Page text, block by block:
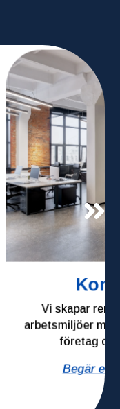
hälsosamma
för